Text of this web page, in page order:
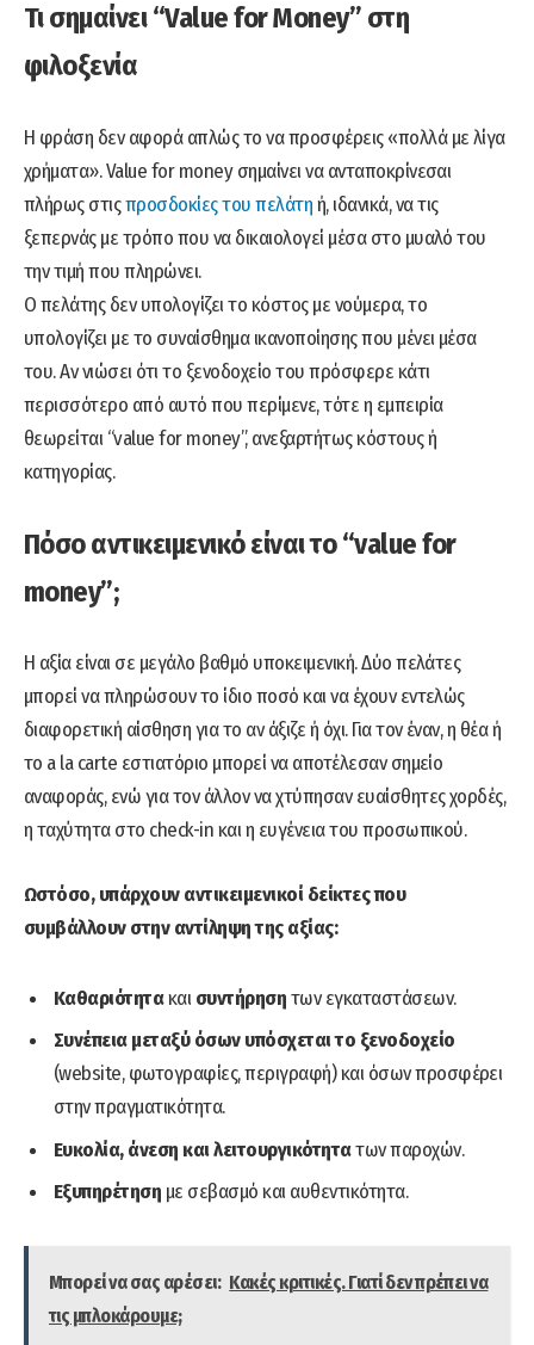
Τι σημαίνει “Value for Money” στη
φιλοξενία
Η φράση δεν αφορά απλώς το να προσφέρεις «πολλά με λίγα
χρήματα». Value for money σημαίνει να ανταποκρίνεσαι
πλήρως στιςπροσδοκίες του πελάτηή, ιδανικά, να τις
ξεπερνάς με τρόπο που να δικαιολογεί μέσα στο μυαλό του
την τιμή που πληρώνει.
Ο πελάτης δεν υπολογίζει το κόστος με νούμερα, το
υπολογίζει με το συναίσθημα ικανοποίησης που μένει μέσα
του. Αν νιώσει ότι το ξενοδοχείο του πρόσφερε κάτι
περισσότερο από αυτό που περίμενε, τότε η εμπειρία
θεωρείται “value for money”, ανεξαρτήτως κόστους ή
κατηγορίας.
Πόσο αντικειμενικό είναι το “value for
money”;
Η αξία είναι σε μεγάλο βαθμό υποκειμενική. Δύο πελάτες
μπορεί να πληρώσουν το ίδιο ποσό και να έχουν εντελώς
διαφορετική αίσθηση για το αν άξιζε ή όχι. Για τον έναν, η θέα ή
το a la carte εστιατόριο μπορεί να αποτέλεσαν σημείο
αναφοράς, ενώ για τον άλλον να χτύπησαν ευαίσθητες χορδές,
η ταχύτητα στο check-in και η ευγένεια του προσωπικού.
Ωστόσο, υπάρχουν αντικειμενικοί δείκτες που
συμβάλλουν στην αντίληψη της αξίας:
Καθαριότητακαι συντήρησητων εγκαταστάσεων.
Συνέπεια μεταξύ όσων υπόσχεται το ξενοδοχείο
(website, φωτογραφίες, περιγραφή) και όσων προσφέρει
στην πραγματικότητα.
Ευκολία, άνεση και λειτουργικότητατων παροχών.
Εξυπηρέτηση με σεβασμό και αυθεντικότητα.
Μπορεί να σας αρέσει: Κακές κριτικές. Γιατί δεν πρέπει να
τις μπλοκάρουμε;